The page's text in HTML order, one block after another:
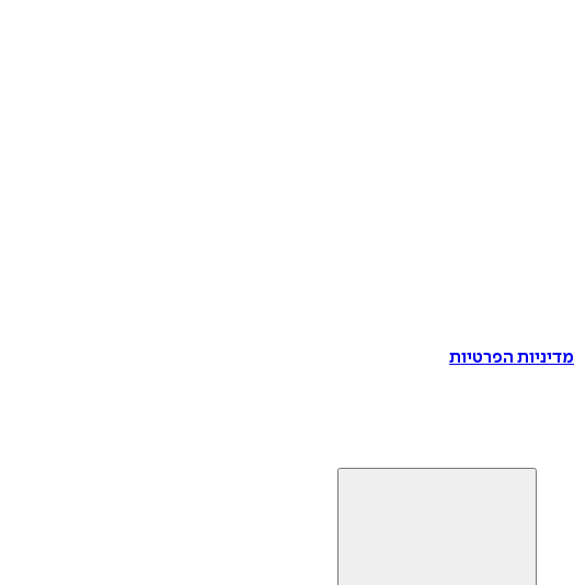
הפרטיות